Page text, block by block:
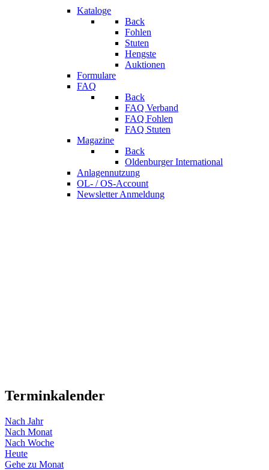
Kataloge
Back
Fohlen
Stuten
Hengste
Auktionen
Formulare
FAQ
Back
FAQ Verband
FAQ Fohlen
FAQ Stuten
Magazine
Back
Oldenburger International
Anlagennutzung
OL- / OS-Account
Newsletter Anmeldung
Terminkalender
Nach Jahr
Nach Monat
Nach Woche
Heute
Gehe zu Monat